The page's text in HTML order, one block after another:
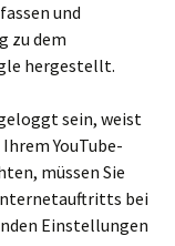
und
zu dem
hergestellt.
sein, weist
YouTube-
müssen Sie
bei
Einstellungen